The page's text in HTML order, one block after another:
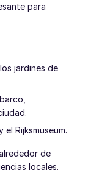
para
jardines de
Rijksmuseum.
de
locales.